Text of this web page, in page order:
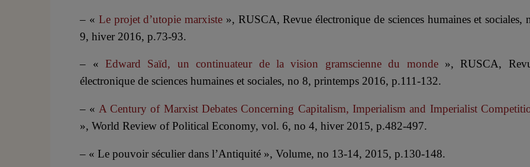
– « Le projet d’utopie marxiste », RUSCA, Revue électronique de sciences humaines et sociales,
9, hiver 2016, p.73-93.
– « Edward Saïd, un continuateur de la vision gramscienne du monde », RUSCA,
électronique de sciences humaines et sociales, no 8, printemps 2016, p.111-132.
– « A Century of Marxist Debates Concerning Capitalism, Imperialism and Imperialist
», World Review of Political Economy, vol. 6, no 4, hiver 2015, p.482-497.
– « Le pouvoir séculier dans l’Antiquité », Volume, no 13-14, 2015, p.130-148.